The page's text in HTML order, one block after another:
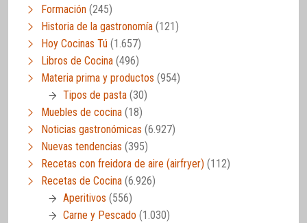
Formación (245)
Historia de la gastronomía (121)
Hoy Cocinas Tú (1.657)
Libros de Cocina (496)
Materia prima y productos (954)
Tipos de pasta (30)
Muebles de cocina (18)
Noticias gastronómicas (6.927)
Nuevas tendencias (395)
Recetas con freidora de aire (airfryer) (112)
Recetas de Cocina (6.926)
Aperitivos (556)
Carne y Pescado (1.030)